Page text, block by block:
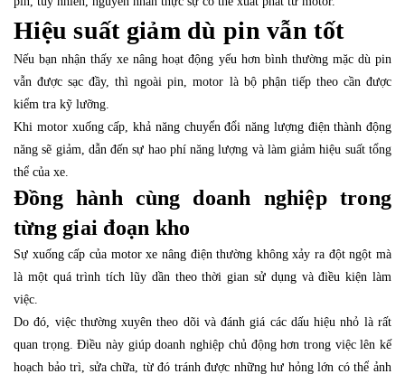
Hiệu suất giảm dù pin vẫn tốt
Nếu bạn nhận thấy xe nâng hoạt động yếu hơn bình thường mặc dù pin
vẫn được sạc đầy, thì ngoài pin, motor là bộ phận tiếp theo cần được
kiểm tra kỹ lưỡng.
Khi motor xuống cấp, khả năng chuyển đổi năng lượng điện thành động
năng sẽ giảm, dẫn đến sự hao phí năng lượng và làm giảm hiệu suất tổng
thể của xe.
Đồng hành cùng doanh nghiệp trong
từng giai đoạn kho
Sự xuống cấp của motor xe nâng điện thường không xảy ra đột ngột mà
là một quá trình tích lũy dần theo thời gian sử dụng và điều kiện làm
việc.
Do đó, việc thường xuyên theo dõi và đánh giá các dấu hiệu nhỏ là rất
quan trọng. Điều này giúp doanh nghiệp chủ động hơn trong việc lên kế
hoạch bảo trì, sửa chữa, từ đó tránh được những hư hỏng lớn có thể ảnh